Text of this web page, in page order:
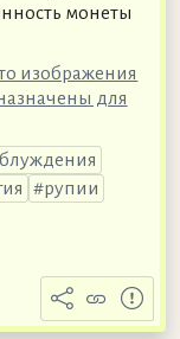
монеты
изображения
для
рупии